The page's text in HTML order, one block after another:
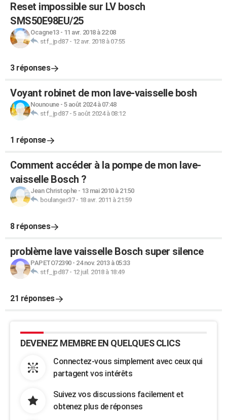
Reset impossible sur LV bosch
SMS50E98EU/25
Ocagne13- 11 avr. 2018 à 22:08
stf_jpd87- 12 avr. 2018 à 07:55
3 réponses
Voyant robinet de mon lave-vaisselle bosh
Nounoune- 5 août 2024 à 07:48
stf_jpd87- 5 août 2024 à 08:12
1 réponse
Comment accéder à la pompe de mon lave-
vaisselle Bosch ?
Jean Christophe- 13 mai 2010 à 21:50
boulanger37- 18 avr. 2011 à 21:59
8 réponses
problème lave vaisselle Bosch super silence
PAPETO72390- 24 nov. 2013 à 05:33
stf_jpd87- 12 juil. 2018 à 18:49
21 réponses
DEVENEZ MEMBRE EN QUELQUES CLICS
Connectez-vous simplement avec ceux qui
partagent vos intérêts
Suivez vos discussions facilement et
obtenez plus de réponses